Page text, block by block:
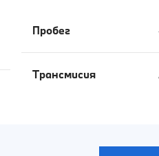
Пробег
Tрансмисия